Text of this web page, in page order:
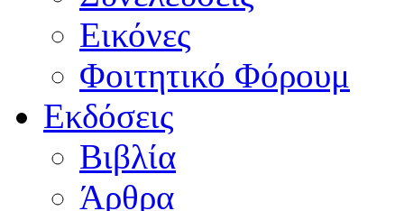
Εικόνες
Φοιτητικό Φόρουμ
Εκδόσεις
Βιβλία
Άρθρα